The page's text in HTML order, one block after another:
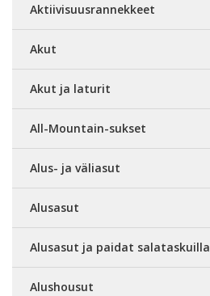
Aktiivisuusrannekkeet
Akut
Akut ja laturit
All-Mountain-sukset
Alus- ja väliasut
Alusasut
Alusasut ja paidat salataskuilla
Alushousut